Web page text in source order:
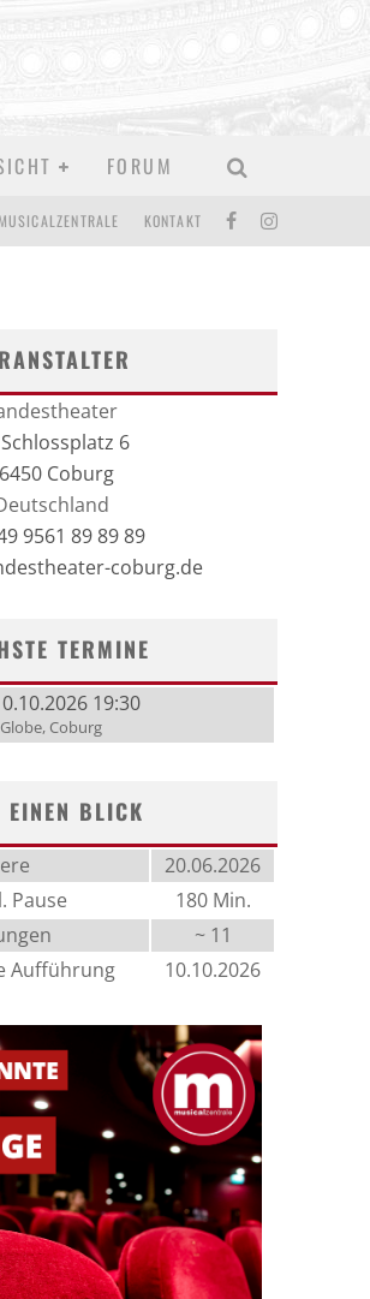
FORUM
KONTAKT
Schlossplatz 6
Coburg
9561 89 89 89
coburg.de
TERMINE
19:30
Globe, Coburg
EINEN BLICK
20.06.2026
Pause
180 Min.
~ 11
Aufführung
10.10.2026